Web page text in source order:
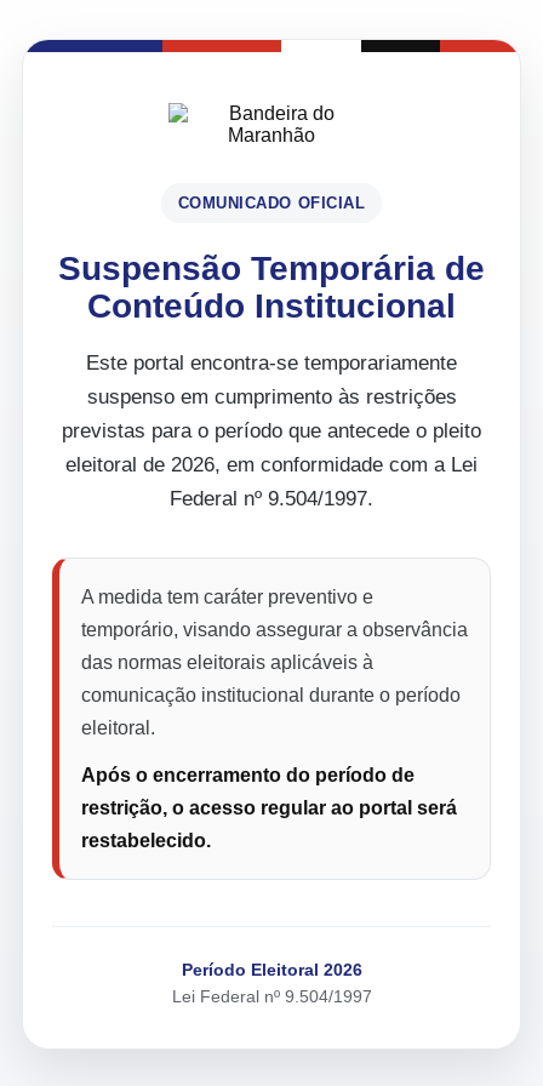
COMUNICADO OFICIAL
Suspensão Temporária de
Conteúdo Institucional
Este portal encontra-se temporariamente
suspenso em cumprimento às restrições
previstas para o período que antecede o pleito
eleitoral de 2026, em conformidade com a Lei
Federal nº 9.504/1997.
A medida tem caráter preventivo e
temporário, visando assegurar a observância
das normas eleitorais aplicáveis à
comunicação institucional durante o período
eleitoral.
Após o encerramento do período de
restrição, o acesso regular ao portal será
restabelecido.
Período Eleitoral 2026
Lei Federal nº 9.504/1997